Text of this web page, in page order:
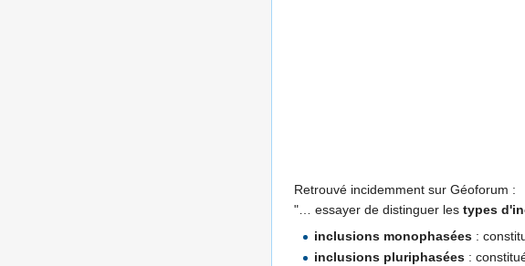
Retrouvé incidemment sur Géoforum :
"… essayer de distinguer les types
inclusions monophasées :
inclusions pluriphasées :